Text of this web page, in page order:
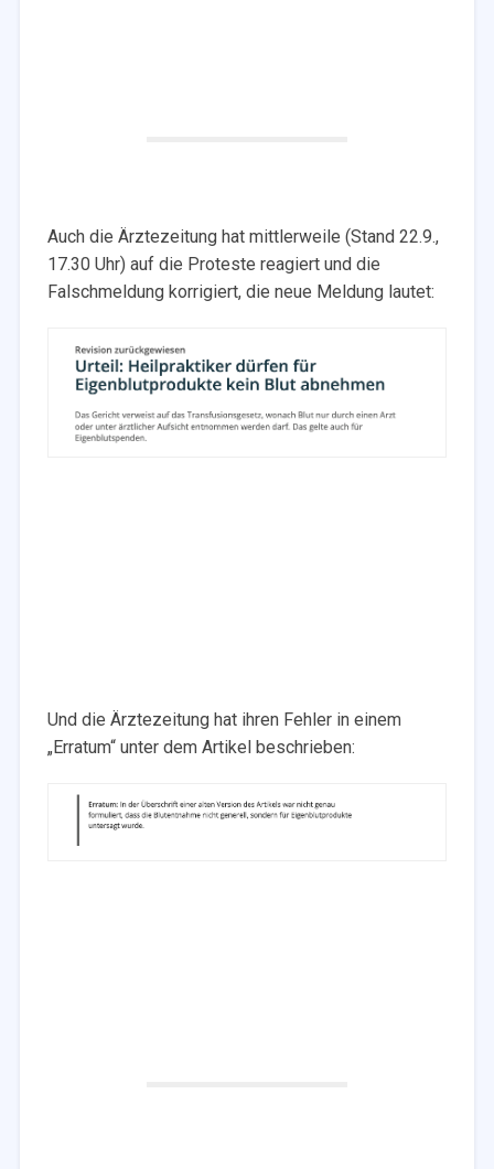
Auch die Ärztezeitung hat mittlerweile (Stand 22.9.,
17.30 Uhr) auf die Proteste reagiert und die
Falschmeldung korrigiert, die neue Meldung lautet:
Und die Ärztezeitung hat ihren Fehler in einem
„Erratum“ unter dem Artikel beschrieben: